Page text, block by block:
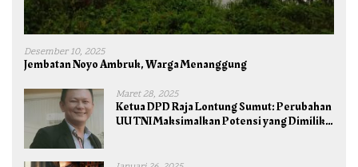
Desember 10, 2025
Jembatan Noyo Ambruk, Warga Menanggung
Maret 28, 2025
Ketua DPD Raja Lontung Sumut: Perubahan
UU TNI Maksimalkan Potensi yang Dimiliki